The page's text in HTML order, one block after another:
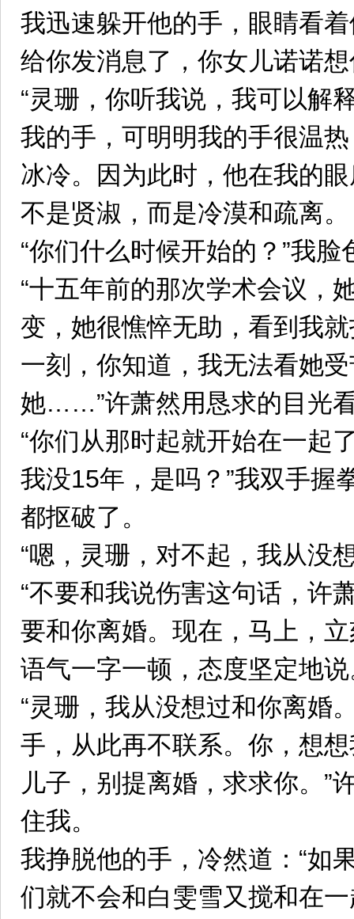
我迅速躲开他的手，眼睛看
给你发消息了，你女儿诺诺想
“灵珊，你听我说，我可以解
我的手，可明明我的手很温
冰冷。因为此时，他在我的
不是贤淑，而是冷漠和疏离。
“你们什么时候开始的？”我
“十五年前的那次学术会议，
变，她很憔悴无助，看到我
一刻，你知道，我无法看她
她……”许萧然用恳求的目光
“你们从那时起就开始在一起
我没15年，是吗？”我双手握
都抠破了。
“嗯，灵珊，对不起，我从没
“不要和我说伤害这句话，许
要和你离婚。现在，马上，
语气一字一顿，态度坚定地
“灵珊，我从没想过和你离婚
手，从此再不联系。你，想
儿子，别提离婚，求求你。”
住我。
我挣脱他的手，冷然道：“如
们就不会和白雯雪又搅和在